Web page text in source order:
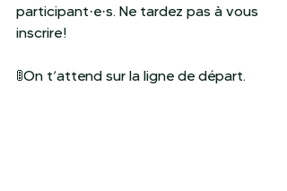
participant·e·s. Ne tardez pas à vous
inscrire !
🚦On t’attend sur la ligne de départ.